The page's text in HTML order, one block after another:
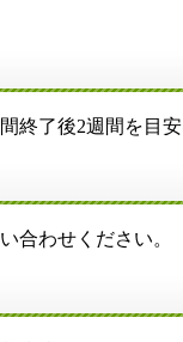
了後2週間を目安
合わせください。